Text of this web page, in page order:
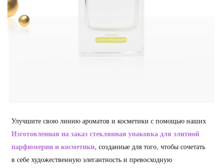
Улучшите свою линию ароматов и косметики с помощью наших
Изготовленная на заказ стеклянная упаковка для элитной
парфюмерии и косметики , созданные для того, чтобы сочетать
в себе художественную элегантность и превосходную